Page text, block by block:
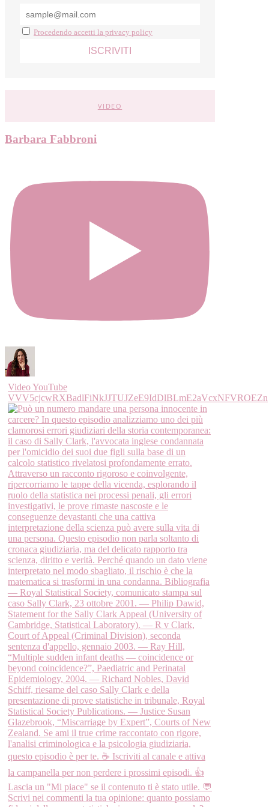
Procedendo accetti la privacy policy
VIDEO
Barbara Fabbroni
Video YouTube
VVV5cjcwRXBadlFiNkJJTUJZeE9IdDlBLmE2aVcxNFVROEZn